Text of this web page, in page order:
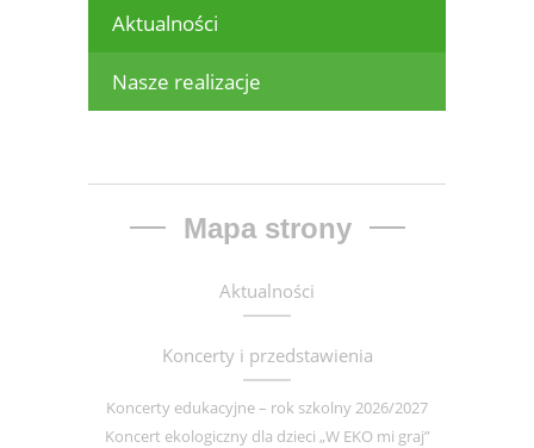
Aktualności
Nasze realizacje
Mapa strony
Aktualności
Koncerty i przedstawienia
Koncerty edukacyjne – rok szkolny 2026/2027
Koncert ekologiczny dla dzieci „W EKO mi graj”